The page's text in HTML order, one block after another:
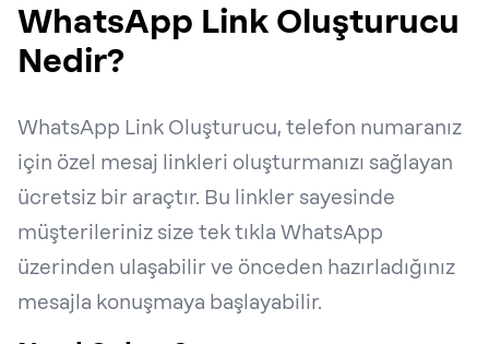
WhatsApp Link Oluşturucu
Nedir?
WhatsApp Link Oluşturucu, telefon numaranız
için özel mesaj linkleri oluşturmanızı sağlayan
ücretsiz bir araçtır. Bu linkler sayesinde
müşterileriniz size tek tıkla WhatsApp
üzerinden ulaşabilir ve önceden hazırladığınız
mesajla konuşmaya başlayabilir.